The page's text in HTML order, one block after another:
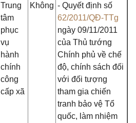
Trung
tâm
phục
vụ
hành
chính
công
cấp xã
Không - Quyết định số
62/2011/QĐ-TTg
ngày 09/11/2011
của Thủ tướng
Chính phủ về chế
độ, chính sách đối
với đối tượng
tham gia chiến
tranh bảo vệ Tổ
quốc, làm nhiệm